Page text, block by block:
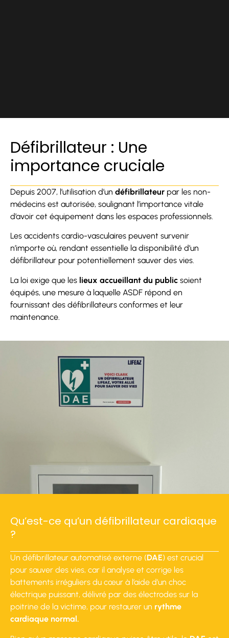
Défibrillateur : Une
importance cruciale
Depuis 2007, l’utilisation d’un défibrillateur par les non-
médecins est autorisée, soulignant l’importance vitale
d’avoir cet équipement dans les espaces professionnels.
Les accidents cardio-vasculaires peuvent survenir
n’importe où, rendant essentielle la disponibilité d’un
défibrillateur pour potentiellement sauver des vies.
La loi exige que les lieux accueillant du public soient
équipés, une mesure à laquelle ASDF répond en
fournissant des défibrillateurs conformes et leur
maintenance.
Qu’est-ce qu’un défibrillateur cardiaque
?
Un défibrillateur automatisé externe (DAE) est crucial
pour sauver des vies, car il analyse et corrige les
battements irréguliers du cœur à l’aide d’un choc
électrique puissant, délivré par des électrodes sur la
poitrine de la victime, pour restaurer un rythme
cardiaque normal.